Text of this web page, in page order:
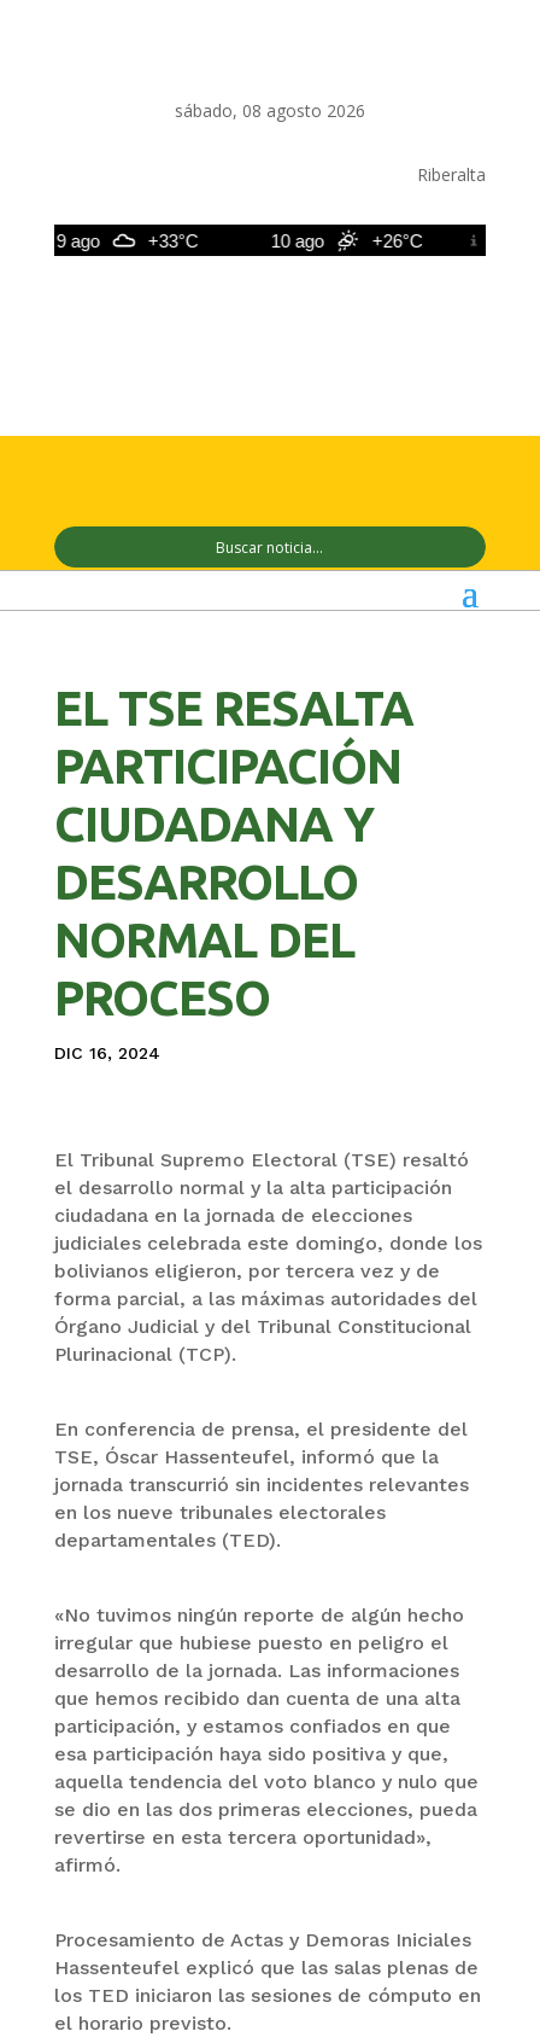
sábado, 08 agosto 2026
Riberalta
9 ago +33°C 10 ago +26°C 11 ago
EL TSE RESALTA
PARTICIPACIÓN
CIUDADANA Y
DESARROLLO
NORMAL DEL
PROCESO
DIC 16, 2024
El Tribunal Supremo Electoral (TSE) resaltó
el desarrollo normal y la alta participación
ciudadana en la jornada de elecciones
judiciales celebrada este domingo, donde los
bolivianos eligieron, por tercera vez y de
forma parcial, a las máximas autoridades del
Órgano Judicial y del Tribunal Constitucional
Plurinacional (TCP).
En conferencia de prensa, el presidente del
TSE, Óscar Hassenteufel, informó que la
jornada transcurrió sin incidentes relevantes
en los nueve tribunales electorales
departamentales (TED).
«No tuvimos ningún reporte de algún hecho
irregular que hubiese puesto en peligro el
desarrollo de la jornada. Las informaciones
que hemos recibido dan cuenta de una alta
participación, y estamos confiados en que
esa participación haya sido positiva y que,
aquella tendencia del voto blanco y nulo que
se dio en las dos primeras elecciones, pueda
revertirse en esta tercera oportunidad»,
afirmó.
Procesamiento de Actas y Demoras Iniciales
Hassenteufel explicó que las salas plenas de
los TED iniciaron las sesiones de cómputo en
el horario previsto.